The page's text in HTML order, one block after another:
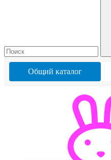
Общий каталог